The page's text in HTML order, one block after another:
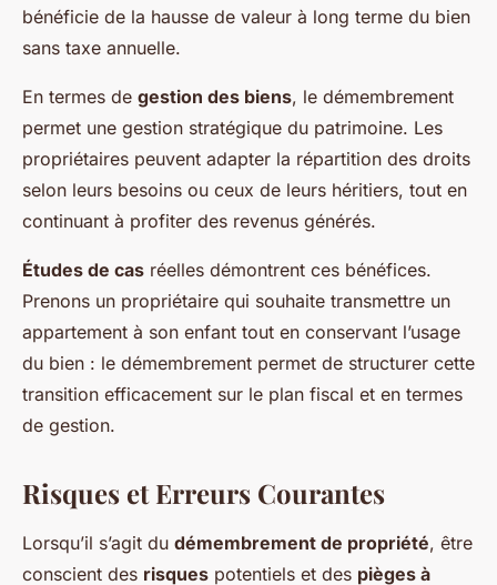
bénéficie de la hausse de valeur à long terme du bien
sans taxe annuelle.
En termes de gestion des biens, le démembrement
permet une gestion stratégique du patrimoine. Les
propriétaires peuvent adapter la répartition des droits
selon leurs besoins ou ceux de leurs héritiers, tout en
continuant à profiter des revenus générés.
Études de cas réelles démontrent ces bénéfices.
Prenons un propriétaire qui souhaite transmettre un
appartement à son enfant tout en conservant l’usage
du bien : le démembrement permet de structurer cette
transition efficacement sur le plan fiscal et en termes
de gestion.
Risques et Erreurs Courantes
Lorsqu’il s’agit du démembrement de propriété, être
conscient des risques potentiels et des pièges à